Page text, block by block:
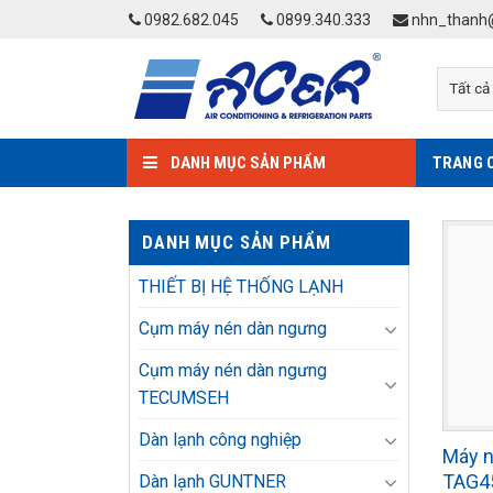
0982.682.045 0899.340.333
DANH MỤC SẢN PHẨM TRANG
DANH MỤC SẢN PHẨM
THIẾT BỊ HỆ THỐNG LẠNH
Cụm máy nén dàn ngưng
Cụm máy nén dàn ngưng
TECUMSEH
Dàn lạnh công nghiệp
Dàn lạnh GUNTNER
Máy